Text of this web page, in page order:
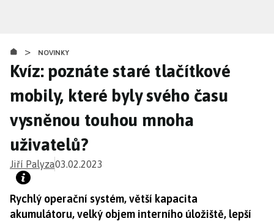
obsahu
> NOVINKY
Kvíz: poznáte staré tlačítkové
mobily, které byly svého času
vysněnou touhou mnoha
uživatelů?
Jiří Palyza03.02.2023
Rychlý operační systém, větší kapacita
akumulátoru, velký objem interního úložiště, lepší